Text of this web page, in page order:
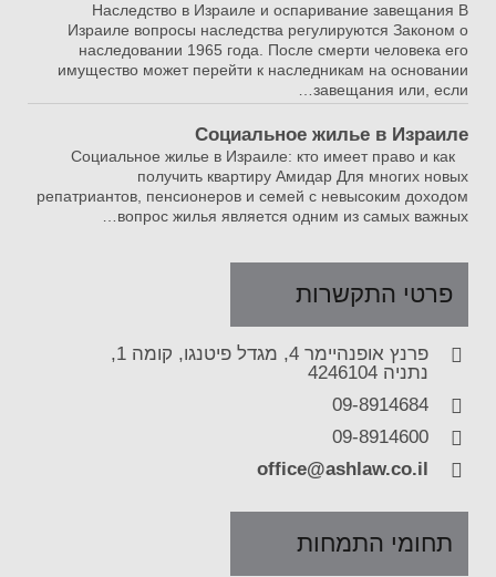
Наследство в Израиле и оспаривание завещания В
Израиле вопросы наследства регулируются Законом о
наследовании 1965 года. После смерти человека его
имущество может перейти к наследникам на основании
завещания или, если…
Социальное жилье в Израиле
Социальное жилье в Израиле: кто имеет право и как
получить квартиру Амидар Для многих новых
репатриантов, пенсионеров и семей с невысоким доходом
вопрос жилья является одним из самых важных…
פרטי התקשרות
פרנץ אופנהיימר 4, מגדל פיטנגו, קומה 1,
נתניה 4246104
09-8914684
09-8914600
office@ashlaw.co.il
תחומי התמחות